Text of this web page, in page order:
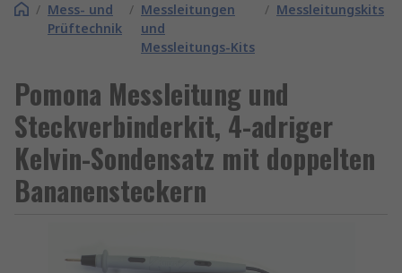
/ Mess- und
Prüftechnik
/ Messleitungen
und
Messleitungs-Kits
/ Messleitungskits
Pomona Messleitung und
Steckverbinderkit, 4-adriger
Kelvin-Sondensatz mit doppelten
Bananensteckern